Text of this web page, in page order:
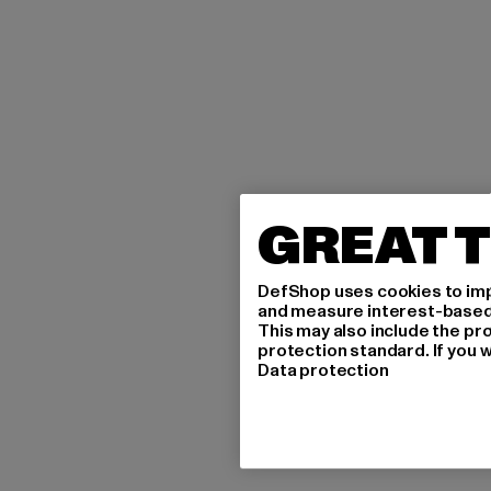
GREAT
DefShop uses cookies to
and measure interest-
This may also include the
protection standard. If you
Data protection